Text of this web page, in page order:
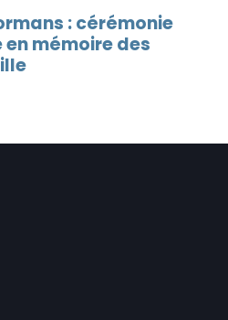
: cérémonie
mémoire des